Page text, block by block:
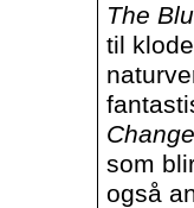
The
til
som
også